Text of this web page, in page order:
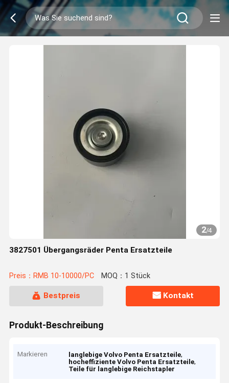
2/4
3827501 Übergangsräder Penta Ersatzteile
Preis：RMB 10-10000/PC MOQ：1 Stück
Bestpreis Kontakt
Produkt-Beschreibung
Markieren langlebige Volvo Penta Ersatzteile,
hocheffiziente Volvo Penta Ersatzteile,
Teile für langlebige Reichstapler